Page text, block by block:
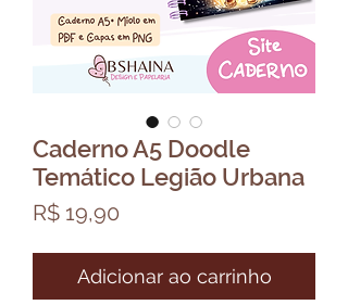
Caderno A5 Doodle
Temático Legião Urbana
R$ 19,90
Adicionar ao carrinho